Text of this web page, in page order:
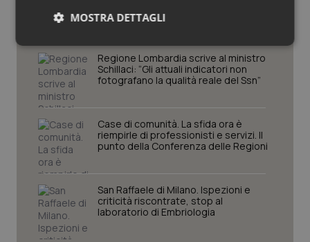
Vaccini
comprendere il presente
Regione Lombardia scrive al ministro
Schillaci: “Gli attuali indicatori non
fotografano la qualità reale del Ssn”
Case di comunità. La sfida ora è
riempirle di professionisti e servizi. Il
punto della Conferenza delle Regioni
San Raffaele di Milano. Ispezioni e
criticità riscontrate, stop al
laboratorio di Embriologia
MOSTRA DETTAGLI
Necessari Statistici Marketing
Necessari Statistici Marketing
I cookie necessari contribuiscono a rendere fruibile il
navigazione sulle pagine e l'accesso alle aree
protette del sito. Il sito web non è in grado di
funzionare correttamente senza questi cookie.
Nome